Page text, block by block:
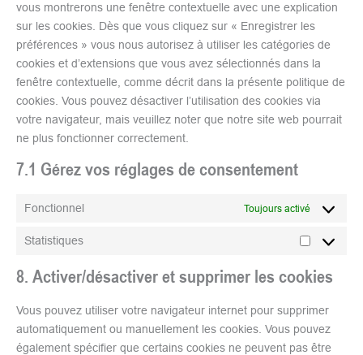
vous montrerons une fenêtre contextuelle avec une explication
sur les cookies. Dès que vous cliquez sur « Enregistrer les
préférences » vous nous autorisez à utiliser les catégories de
cookies et d’extensions que vous avez sélectionnés dans la
fenêtre contextuelle, comme décrit dans la présente politique de
cookies. Vous pouvez désactiver l’utilisation des cookies via
votre navigateur, mais veuillez noter que notre site web pourrait
ne plus fonctionner correctement.
7.1 Gérez vos réglages de consentement
Fonctionnel Toujours activé
Statistiques
8. Activer/désactiver et supprimer les cookies
Vous pouvez utiliser votre navigateur internet pour supprimer
automatiquement ou manuellement les cookies. Vous pouvez
également spécifier que certains cookies ne peuvent pas être